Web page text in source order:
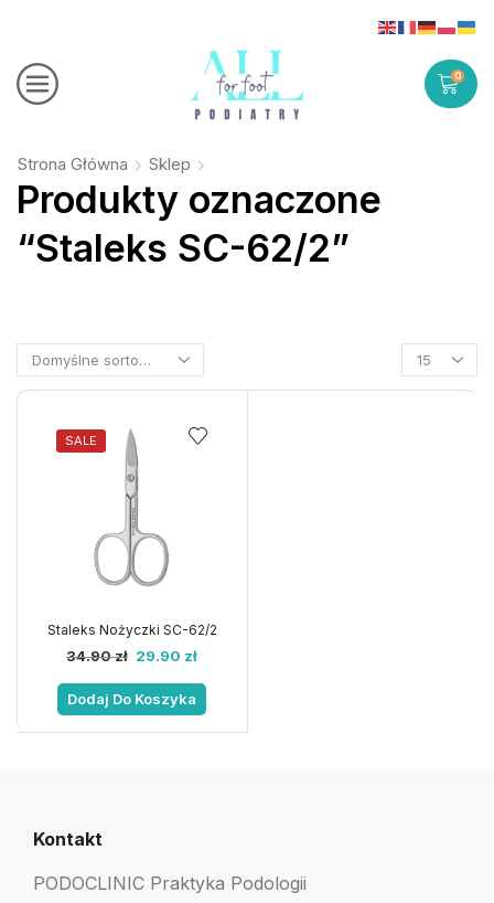
0
Strona Główna Sklep
Produkty oznaczone
“Staleks SC-62/2”
SALE
Staleks Nożyczki SC-62/2
34.90zł 29.90 zł
Dodaj Do Koszyka
Kontakt
PODOCLINIC Praktyka Podologii